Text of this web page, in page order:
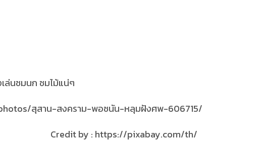
ล่นชมนก ชมไม้แน่ๆ
pixabay.com/th/